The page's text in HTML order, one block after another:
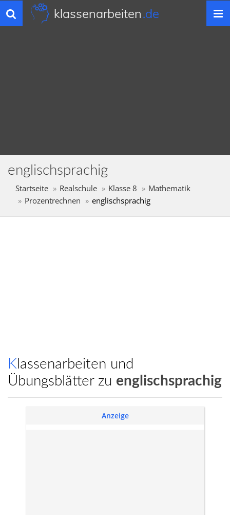
Toggle
navigation
klassenarbeiten.de
englischsprachig
Startseite Realschule Klasse 8
Mathematik
Prozentrechnen
englischsprachig
Klassenarbeiten und
Übungsblätter zu englischsprachig
Anzeige